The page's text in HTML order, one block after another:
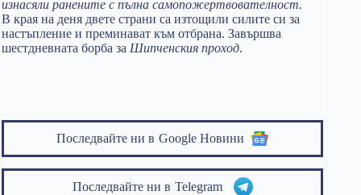
изнасяли ранените с пълна самопожертвователност.
В края на деня двете страни са изтощили силите си за
настъпление и преминават към отбрана. Завършва
шестдневната борба за Шипченския проход.
Последвайте ни в Google Новини
Последвайте ни в Telegram